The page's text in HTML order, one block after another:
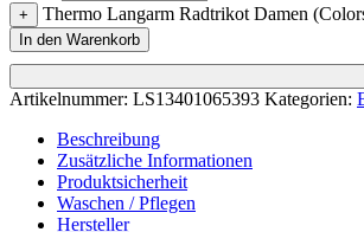
+ Thermo Langarm Radtrikot Damen
In den Warenkorb
Artikelnummer: LS13401065393 Kategorien:
Beschreibung
Zusätzliche Informationen
Produktsicherheit
Waschen / Pflegen
Hersteller